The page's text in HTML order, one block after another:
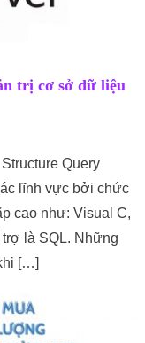
trị cơ sở dữ liệu
Query
lĩnh vực bởi chức
cao như: Visual C,
là SQL. Những
[…]